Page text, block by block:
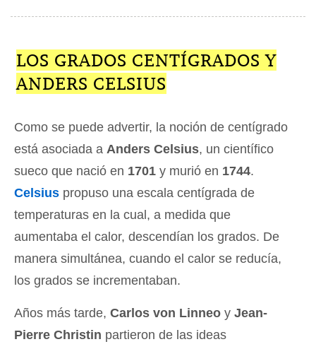
LOS GRADOS CENTÍGRADOS Y
ANDERS CELSIUS
Como se puede advertir, la noción de centígrado
está asociada a Anders Celsius, un científico
sueco que nació en 1701 y murió en 1744.
Celsius propuso una escala centígrada de
temperaturas en la cual, a medida que
aumentaba el calor, descendían los grados. De
manera simultánea, cuando el calor se reducía,
los grados se incrementaban.
Años más tarde, Carlos von Linneo y Jean-
Pierre Christin partieron de las ideas